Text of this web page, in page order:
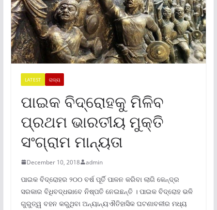
LATEST ରାଜ୍ୟ
ପାଇକ ବିଦ୍ରୋହକୁ ମିଳିବ
ପ୍ରଥମ ଭାରତୀୟ ମୁକ୍ତି
ସଂଗ୍ରାମ ମାନ୍ୟତା
December 10, 2018 admin
ପାଇକ ବିଦ୍ରୋହର ୨୦୦ ବର୍ଷ ପୂର୍ତି ପାଳନ କରିବା ଲାଗି କେନ୍ଦ୍ର
ସରକାର ବିଧିବଦ୍ଧଭାବେ ନିଷ୍ପତି ନେଇଛନ୍ତି । ପାଇକ ବିଦ୍ରୋହ ଭଳି
ଗୁରୁତ୍ୱ ବହନ କରୁଥିବା ଅନ୍ୟାନ୍ୟଐତିହାସିକ ଘଟଣାବଳୀର ମଧ୍ୟ